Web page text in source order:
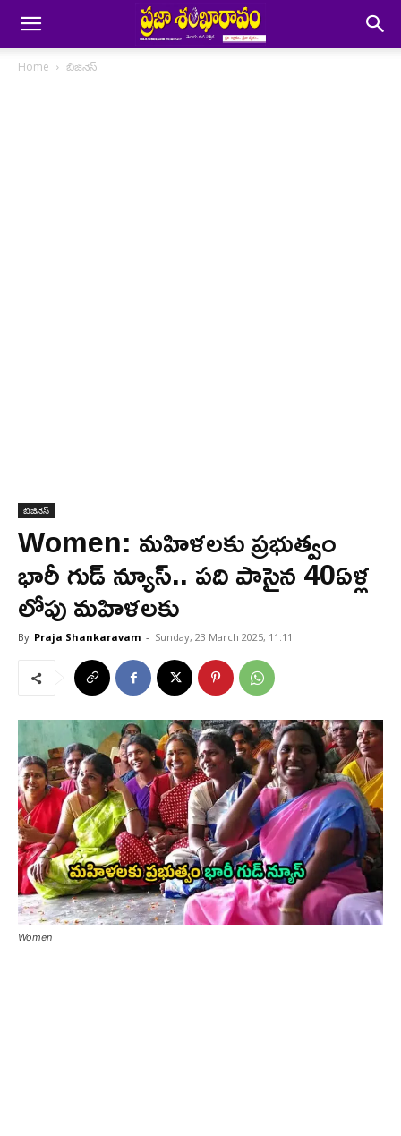
Home బిజినెస్
బిజినెస్
Women: మహిళలకు ప్రభుత్వం
భారీ గుడ్ న్యూస్.. పది పాసైన 40ఏళ్ల
లోపు మహిళలకు
By Praja Shankaravam - Sunday, 23 March 2025, 11:11
Women